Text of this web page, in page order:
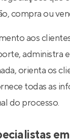
compra ou
aos
administra
orienta os
todas as
do processo.